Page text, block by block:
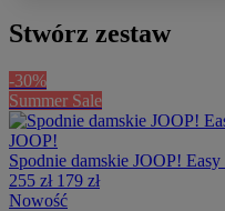
Stwórz zestaw
-30%
Summer Sale
JOOP!
Spodnie damskie JOOP!
255 zł 179 zł
Nowość